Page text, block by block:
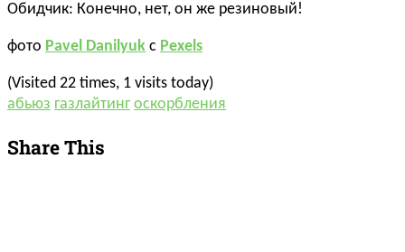
Обидчик: Конечно, нет, он же резиновый!
фото Pavel Danilyuk с Pexels
(Visited 22 times, 1 visits today)
абьюз газлайтинг оскорбления
Share This